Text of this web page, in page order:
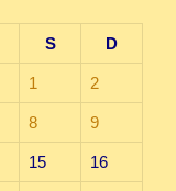
S D
1 2
8 9
15 16